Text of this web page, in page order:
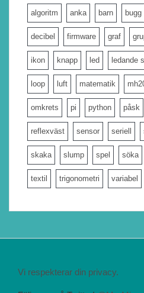
algoritm anka barn bugg
decibel firmware graf
ikon knapp led ledande
loop luft matematik
omkrets pi python påsk
reflexväst sensor seriell
skaka slump spel söka
textil trigonometri variabel
Vi respekterar din privacy.